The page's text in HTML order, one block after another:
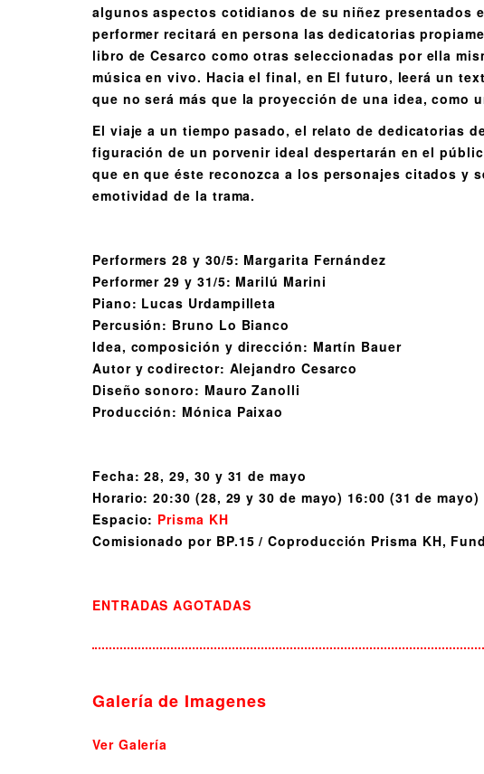
algunos aspectos cotidianos de su niñez presentados
performer recitará en persona las dedicatorias
libro de Cesarco como otras seleccionadas por ella
música en vivo. Hacia el final, en El futuro, leerá un
que no será más que la proyección de una idea, como
El viaje a un tiempo pasado, el relato de dedicatorias
figuración de un porvenir ideal despertarán en el
que en que éste reconozca a los personajes citados y
emotividad de la trama.
Performers 28 y 30/5: Margarita Fernández
Performer 29 y 31/5: Marilú Marini
Piano: Lucas Urdampilleta
Percusión: Bruno Lo Bianco
Idea, composición y dirección: Martín Bauer
Autor y codirector: Alejandro Cesarco
Diseño sonoro: Mauro Zanolli
Producción: Mónica Paixao
Fecha: 28, 29, 30 y 31 de mayo
Horario: 20:30 (28, 29 y 30 de mayo) 16:00 (31 de mayo)
Espacio: Prisma KH
Comisionado por BP.15 / Coproducción Prisma KH,
ENTRADAS AGOTADAS
Galería de Imagenes
Ver Galería